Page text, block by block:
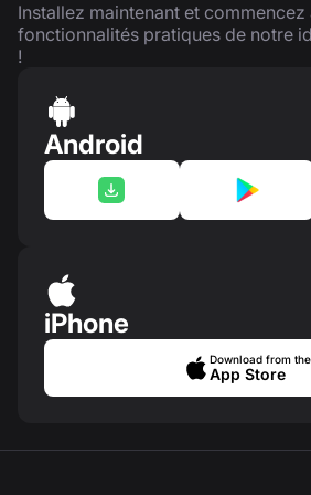
Installez maintenant et commencez
fonctionnalités pratiques de notre
!
Android
iPhone
Download from the
App Store